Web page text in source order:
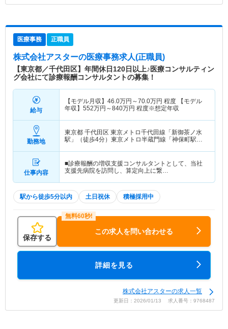
医療事務 正職員
株式会社アスターの医療事務求人(正職員)
【東京都／千代田区】年間休日120日以上♪医療コンサルティン
グ会社にて診療報酬コンサルタントの募集！
給与
【モデル月収】 46.0万円～70.0万円 程度 【モデル
年収】 552万円～840万円 程度※想定年収
勤務地
東京都 千代田区 東京メトロ千代田線「新御茶ノ水
駅」（徒歩4分）東京メトロ半蔵門線「神保町駅」
仕事内容
■診療報酬の増収支援コンサルタントとして、当社
支援先病院を訪問し、算定向上に繋…
駅から徒歩5分以内 土日祝休 積極採用中
保存する
この求人を問い合わせる
詳細を見る
株式会社アスターの求人一覧
更新日：2026/01/13 求人番号：9768487